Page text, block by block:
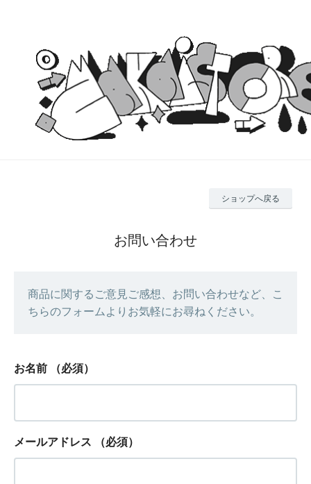
ショップへ戻る
お問い合わせ
商品に関するご意見ご感想、お問い合わせなど、こ
ちらのフォームよりお気軽にお尋ねください。
お名前 （必須）
メールアドレス （必須）